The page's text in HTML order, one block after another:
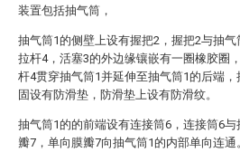
装置包括抽气筒，
抽气筒1的侧壁上设有握把2，握把2与抽
拉杆4，活塞3的外边缘镶嵌有一圈橡胶圈
杆4贯穿抽气筒1并延伸至抽气筒1的后端
固设有防滑垫，防滑垫上设有防滑纹。
抽气筒1的的前端设有连接筒6，连接筒6
瓣7，单向膜瓣7向抽气筒1的内部单向连